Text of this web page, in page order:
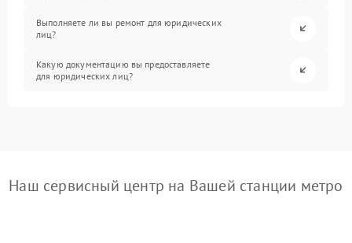
Выполняете ли вы ремонт для юридических
лиц?
Какую документацию вы предоставляете
для юридических лиц?
Наш сервисный центр на Вашей станции метро